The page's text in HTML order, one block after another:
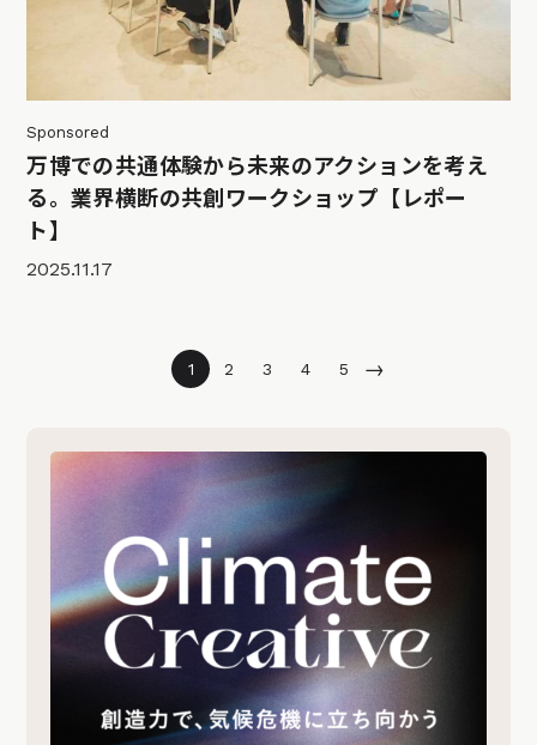
Sponsored
万博での共通体験から未来のアクションを考え
る。業界横断の共創ワークショップ【レポー
ト】
2025.11.17
1 2 3 4 5 →